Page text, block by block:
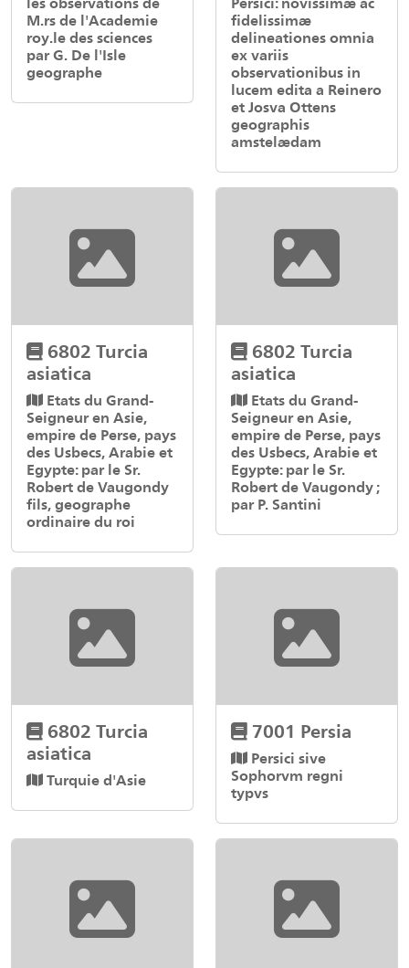
M.rs de l'Academie
roy.le des sciences
par G. De l'Isle
geographe
fidelissimæ
delineationes omnia
ex variis
observationibus in
lucem edita a Reinero
et Josva Ottens
geographis
amstelædam
6802 Turcia
asiatica
Etats du Grand-
Seigneur en Asie,
empire de Perse, pays
des Usbecs, Arabie et
Egypte: par le Sr.
Robert de Vaugondy
fils, geographe
ordinaire du roi
6802 Turcia
asiatica
Etats du Grand-
Seigneur en Asie,
empire de Perse, pays
des Usbecs, Arabie et
Egypte: par le Sr.
Robert de Vaugondy ;
par P. Santini
6802 Turcia
asiatica
Turquie d'Asie
7001 Persia
Persici sive
Sophorvm regni
typvs